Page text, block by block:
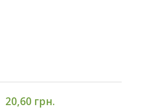
20,60 грн.